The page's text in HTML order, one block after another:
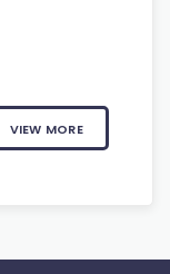
VIEW MORE